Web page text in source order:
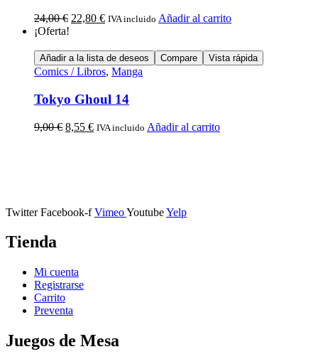
24,00€ 22,80 € IVA incluido Añadir al carrito
¡Oferta!
Añadir a la lista de deseos Compare Vista rápida
Comics / Libros, Manga
Tokyo Ghoul 14
9,00€ 8,55 € IVA incluido Añadir al carrito
Twitter Facebook-f VimeoYoutubeYelp
Tienda
Mi cuenta
Registrarse
Carrito
Preventa
Juegos de Mesa